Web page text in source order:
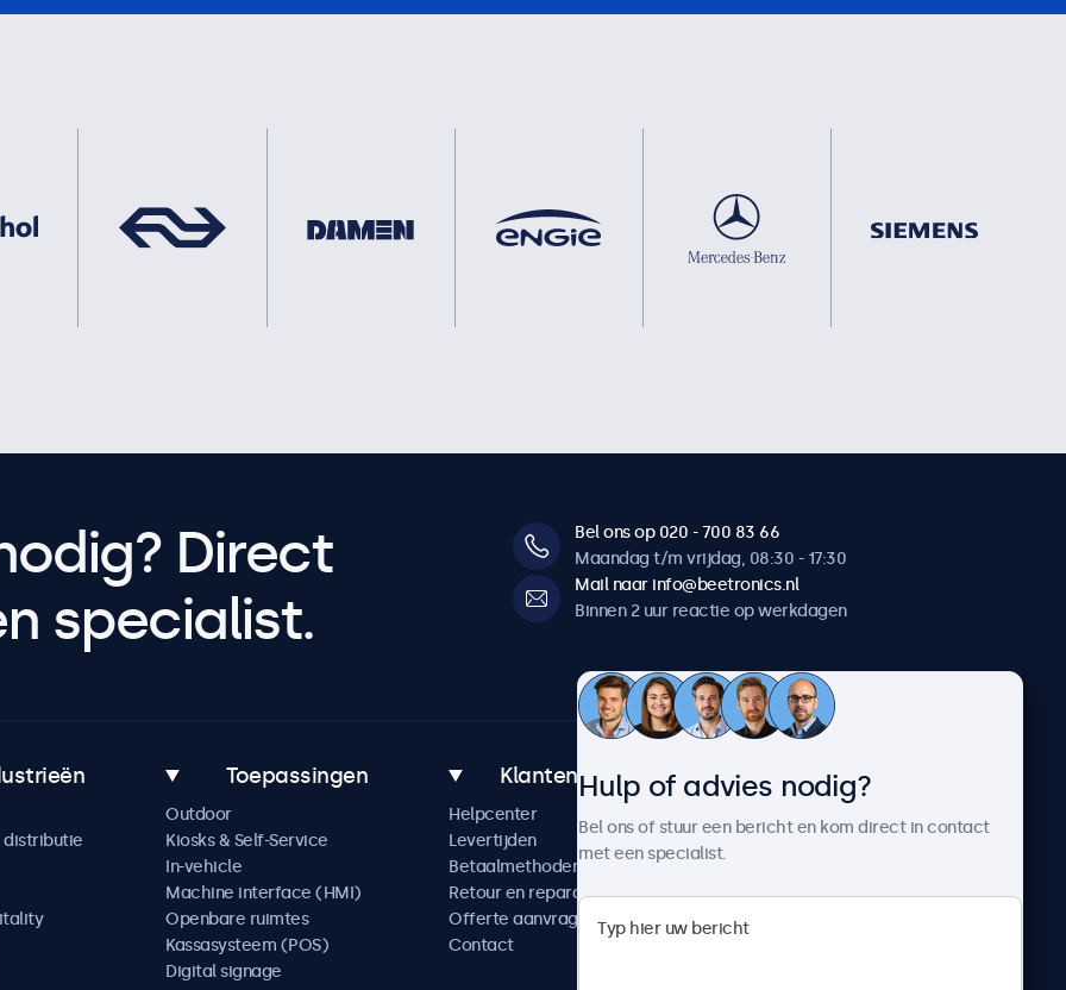
Direct
specialist.
Bel ons op 020 - 700 83 66
Maandag t/m vrijdag, 08:30 - 17:30
Mail naar info@beetronics.nl
Binnen 2 uur reactie op werkdagen
distributie
Toepassingen
Outdoor
Kiosks & Self-Service
In-vehicle
Machine interface (HMI)
Openbare ruimtes
Kassasysteem (POS)
Digital signage
Klantenservice
Helpcenter
Levertijden
Betaalmethoden
Retour en reparatie
Offerte aanvragen
Contact
Over Beetronics
Werken bij Beetronics
Algemene voorwaarden
Hulp of advies nodig?
Bel ons of stuur een bericht en kom direct in contact
met een specialist.